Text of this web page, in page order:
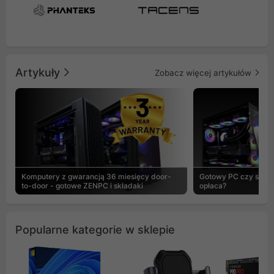
Artykuły Zobacz więcej artykułów
Komputery z gwarancją 36 miesięcy door-
to-door - gotowe ZENPC i składaki
Gotowy PC czy
opłaca?
Popularne kategorie w sklepie